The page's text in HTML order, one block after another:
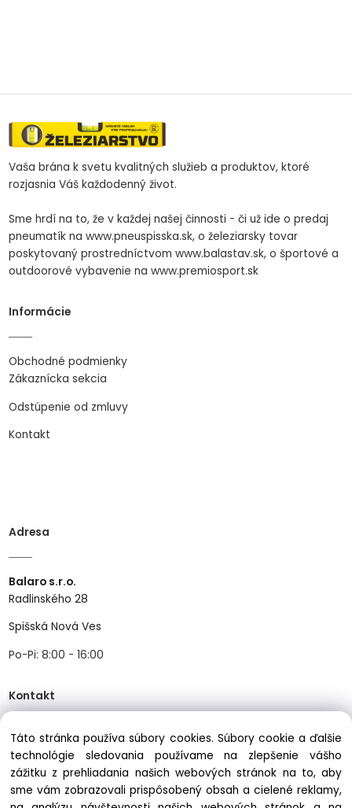
Vaša brána k svetu kvalitných služieb a produktov, ktoré
rozjasnia Váš každodenný život.
Sme hrdí na to, že v každej našej činnosti - či už ide o predaj
pneumatík na www.pneuspisska.sk, o železiarsky tovar
poskytovaný prostredníctvom www.balastav.sk, o športové a
outdoorové vybavenie na www.premiosport.sk
Informácie
Obchodné podmienky
Zákaznícka sekcia
Odstúpenie od zmluvy
Kontakt
Adresa
Balaro s.r.o.
Radlinského 28
Spišská Nová Ves
Po-Pi: 8:00 - 16:00
Kontakt
Tel:+421534466489
Mail:info@balastav.sk
Táto stránka používa súbory cookies. Súbory cookie a ďalšie
technológie sledovania používame na zlepšenie vášho
zážitku z prehliadania našich webových stránok na to, aby
sme vám zobrazovali prispôsobený obsah a cielené reklamy,